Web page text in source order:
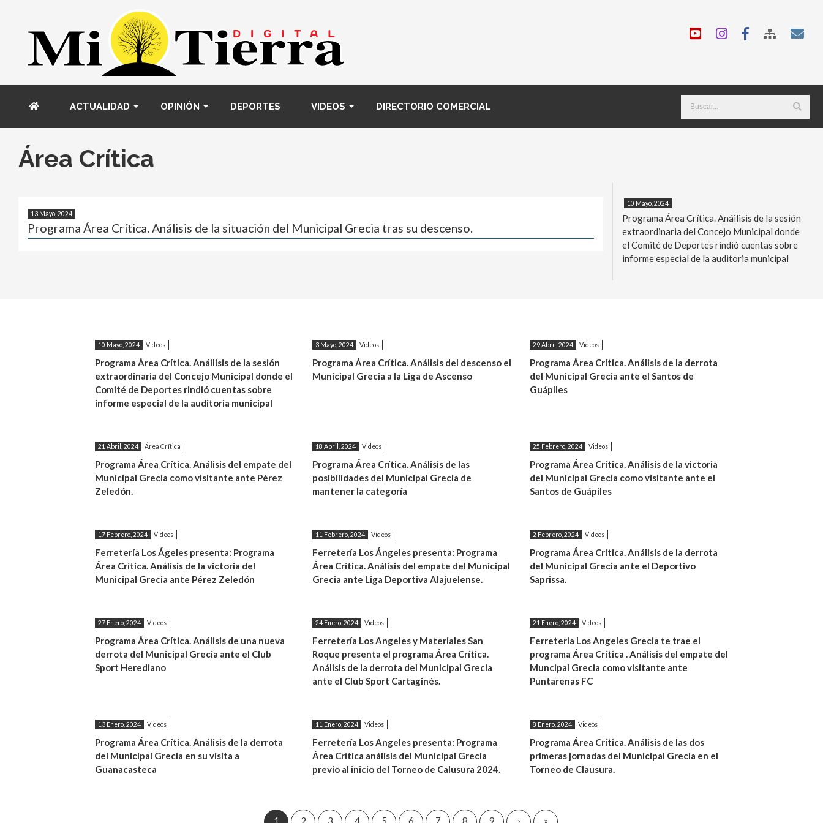
ACTUALIDAD OPINIÓN DEPORTES VIDEOS DIRECTORIO COMERCIAL
Área Crítica
13 Mayo, 2024
Programa Área Crítica. Análisis de la situación del Municipal Grecia tras su descenso.
10 Mayo, 2024
Programa Área Crítica. Anáilisis de la sesión
extraordinaria del Concejo Municipal donde
el Comité de Deportes rindió cuentas sobre
informe especial de la auditoria municipal
10 Mayo, 2024 Videos
Programa Área Crítica. Anáilisis de la sesión
extraordinaria del Concejo Municipal donde el
Comité de Deportes rindió cuentas sobre
informe especial de la auditoria municipal
3 Mayo, 2024 Videos
Programa Área Crítica. Análisis del descenso el
Municipal Grecia a la Liga de Ascenso
29 Abril, 2024 Videos
Programa Área Crítica. Análisis de la derrota
del Municipal Grecia ante el Santos de
Guápiles
21 Abril, 2024 Área Crítica
Programa Área Crítica. Análisis del empate del
Municipal Grecia como visitante ante Pérez
Zeledón.
18 Abril, 2024 Videos
Programa Área Crítica. Análisis de las
posibilidades del Municipal Grecia de
mantener la categoría
25 Febrero, 2024 Videos
Programa Área Crítica. Análisis de la victoria
del Municipal Grecia como visitante ante el
Santos de Guápiles
17 Febrero, 2024 Videos
Ferretería Los Ágeles presenta: Programa
Área Crítica. Análisis de la victoria del
Municipal Grecia ante Pérez Zeledón
11 Febrero, 2024 Videos
Ferretería Los Ángeles presenta: Programa
Área Crítica. Análisis del empate del Municipal
Grecia ante Liga Deportiva Alajuelense.
2 Febrero, 2024 Videos
Programa Área Crítica. Análisis de la derrota
del Municipal Grecia ante el Deportivo
Saprissa.
27 Enero, 2024 Videos
Programa Área Crítica. Análisis de una nueva
derrota del Municipal Grecia ante el Club
Sport Herediano
24 Enero, 2024 Videos
Ferretería Los Angeles y Materiales San
Roque presenta el programa Área Crítica.
Análisis de la derrota del Municipal Grecia
ante el Club Sport Cartaginés.
21 Enero, 2024 Videos
Ferreteria Los Angeles Grecia te trae el
programa Área Crítica . Análisis del empate del
Muncipal Grecia como visitante ante
Puntarenas FC
13 Enero, 2024 Videos
Programa Área Crítica. Análisis de la derrota
del Municipal Grecia en su visita a
Guanacasteca
11 Enero, 2024 Videos
Ferretería Los Angeles presenta: Programa
Área Crítica análisis del Municipal Grecia
previo al inicio del Torneo de Calusura 2024.
8 Enero, 2024 Videos
Programa Área Crítica. Análisis de las dos
primeras jornadas del Municipal Grecia en el
Torneo de Clausura.
1 2 3 4 5 6 7 8 9 › Siguiente
» Última